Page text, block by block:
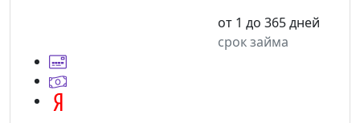
от 1 до 365 дней
срок займа